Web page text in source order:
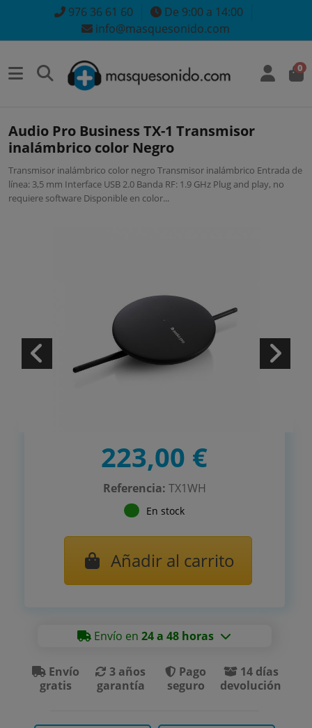
976 36 61 60
De 9:00 a 14:00
info@masquesonido.com
0
Audio Pro Business TX-1 Transmisor
inalámbrico color Negro
Transmisor inalámbrico color negro Transmisor inalámbrico Entrada de
línea: 3,5 mm Interface USB 2.0 Banda RF: 1.9 GHz Plug and play, no
requiere software Disponible en color...
223,00 €
Referencia: TX1WH
En stock
Añadir al carrito
Envío en24 a 48 horas
Envío
gratis
3 años
garantía
Pago
seguro
14 días
devolución